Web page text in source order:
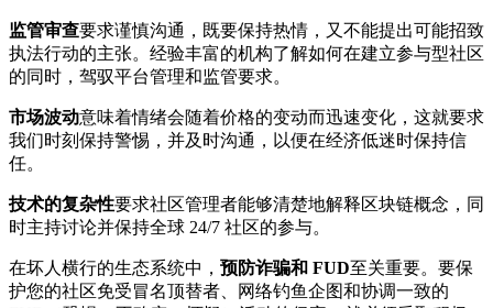
监管审查要求谨慎沟通，既要保持热情，又不能提出可能招致
执法行动的主张。经验丰富的机构了解如何在建立参与型社区
的同时，驾驭平台管理和监管要求。
市场波动意味着情绪会随着价格的变动而迅速变化，这就要求
我们时刻保持警惕，并及时沟通，以便在经济低迷时保持信
任。
技术的复杂性要求社区管理者能够清楚地解释区块链概念，同
时主持讨论并保持全球 24/7 社区的参与。
在坏人横行的生态系统中， 预防诈骗和 FUD至关重要。要保
护您的社区免受冒名顶替者、网络钓鱼企图和协调一致的